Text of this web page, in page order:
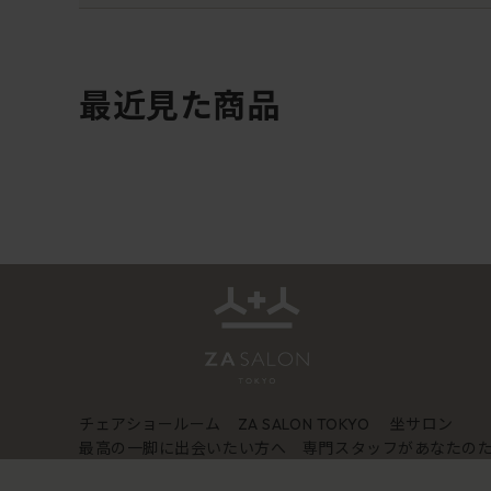
最近見た商品
チェアショールーム ZA SALON TOKYO
坐サロン
最高の一脚に出会いたい方へ 専門スタッフがあなたの